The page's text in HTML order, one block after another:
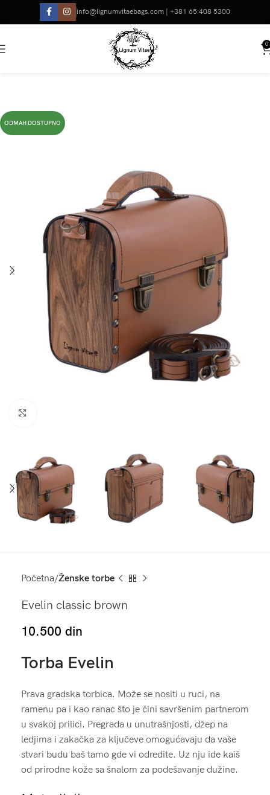
info@lignumvitaebags.com | +381 65 408 5300
0
ODMAH DOSTUPNO
Početna Ženske torbe
Evelin classic brown
10.500 din
Torba Evelin
Prava gradska torbica. Može se nositi u ruci, na
ramenu pa i kao ranac što je čini savršenim partnerom
u svakoj prilici. Pregrada u unutrašnjosti, džep na
ledjima i zakačka za ključeve omogućavaju da vaše
stvari budu baš tamo gde vi odredite. Uz nju ide kaiš
od prirodne kože sa šnalom za podešavanje dužine.